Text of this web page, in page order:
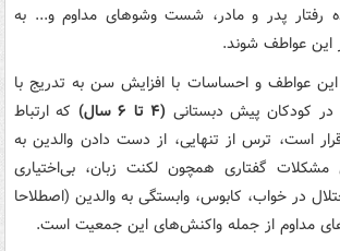
رفتار پدر و مادر، شست وشوهای مداوم و... به
این عواطف شوند.
این عواطف و احساسات با افزایش سن به تدریج با
کودکان پیش دبستانی (۴ تا ۶ سال)
که ارتباط
است، ترس از تنهایی، از دست دادن والدین به
مشکلات گفتاری همچون لکنت زبان، بی‌اختیاری
در خواب، کابوس، وابستگی به والدین (اصطلاحا
مداوم از جمله واکنش‌های این جمعیت است.